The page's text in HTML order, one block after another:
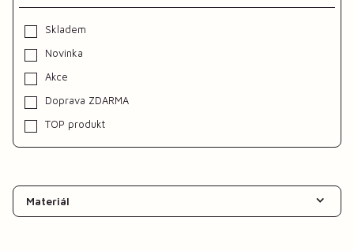
Skladem
Novinka
Akce
Doprava ZDARMA
TOP produkt
Materiál